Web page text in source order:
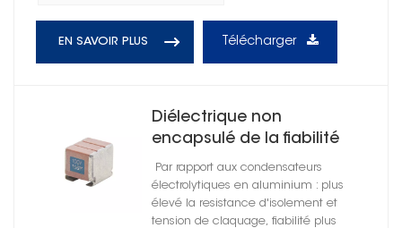
EN SAVOIR PLUS Télécharger
Diélectrique non
encapsulé de la fiabilité
X5R de condensateurs en
céramique de parenthèse
en métal élevée
Par rapport aux condensateurs
électrolytiques en aluminium : plus
élevé la resistance d'isolement et
tension de claquage, fiabilité plus